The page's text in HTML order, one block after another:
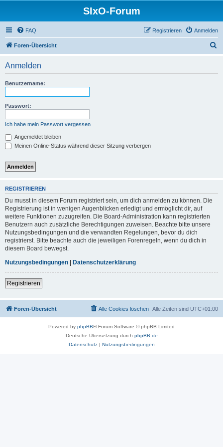
SIxO-Forum
FAQ Anmelden
Registrieren
Foren-Übersicht
Anmelden
Benutzername:
Passwort:
Ich habe mein Passwort vergessen
Angemeldet bleiben
Meinen Online-Status während dieser Sitzung verbergen
REGISTRIEREN
Du musst in diesem Forum registriert sein, um dich anmelden zu können. Die
Registrierung ist in wenigen Augenblicken erledigt und ermöglicht dir, auf
weitere Funktionen zuzugreifen. Die Board-Administration kann registrierten
Benutzern auch zusätzliche Berechtigungen zuweisen. Beachte bitte unsere
Nutzungsbedingungen und die verwandten Regelungen, bevor du dich
registrierst. Bitte beachte auch die jeweiligen Forenregeln, wenn du dich in
diesem Board bewegst.
Nutzungsbedingungen | Datenschutzerklärung
Registrieren
Foren-Übersicht Alle Zeiten sind UTC+01:00
Alle Cookies löschen
Powered by phpBB® Forum Software © phpBB Limited
Deutsche Übersetzung durch phpBB.de
Datenschutz| Nutzungsbedingungen